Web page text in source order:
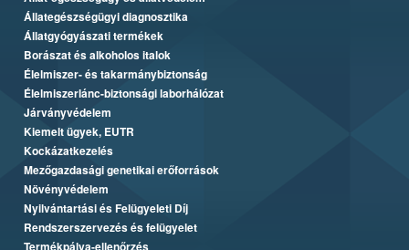
Állategészségügyi diagnosztika
Állatgyógyászati termékek
Borászat és alkoholos italok
Élelmiszer- és takarmánybiztonság
Élelmiszerlánc-biztonsági laborhálózat
Járványvédelem
Kiemelt ügyek, EUTR
Kockázatkezelés
Mezőgazdasági genetikai erőforrások
Növényvédelem
Nyilvántartási és Felügyeleti Díj
Rendszerszervezés és felügyelet
Termékpálya-ellenőrzés